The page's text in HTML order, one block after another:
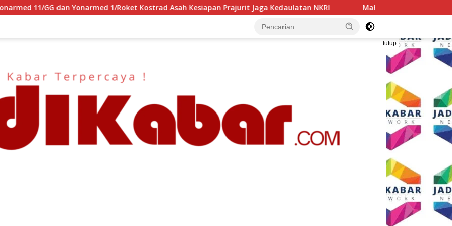
1/Roket Kostrad Asah Kesiapan Prajurit Jaga Kedaulatan NKRI Mahasiswa Teknik Mesin ITN Malang Raih
tutup